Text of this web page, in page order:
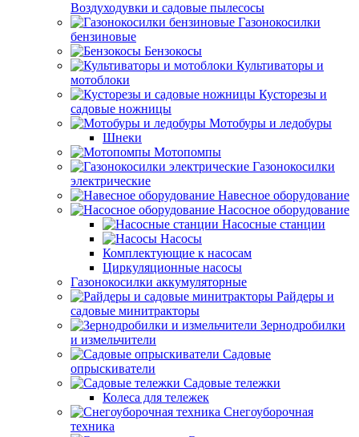
Воздуходувки и садовые пылесосы
Газонокосилки
бензиновые
Бензокосы
Культиваторы и
мотоблоки
Кусторезы и
садовые ножницы
Мотобуры и ледобуры
Шнеки
Мотопомпы
Газонокосилки
электрические
Навесное оборудование
Насосное оборудование
Насосные станции
Насосы
Комплектующие к насосам
Циркуляционные насосы
Газонокосилки аккумуляторные
Райдеры и
садовые минитракторы
Зернодробилки
и измельчители
Садовые
опрыскиватели
Садовые тележки
Колеса для тележек
Снегоуборочная
техника